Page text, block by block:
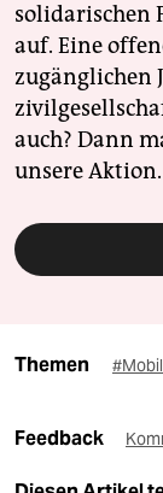
solidarischen
auf. Eine
zugänglichen
auch? Dann
unsere Aktion.
Themen
Feedback